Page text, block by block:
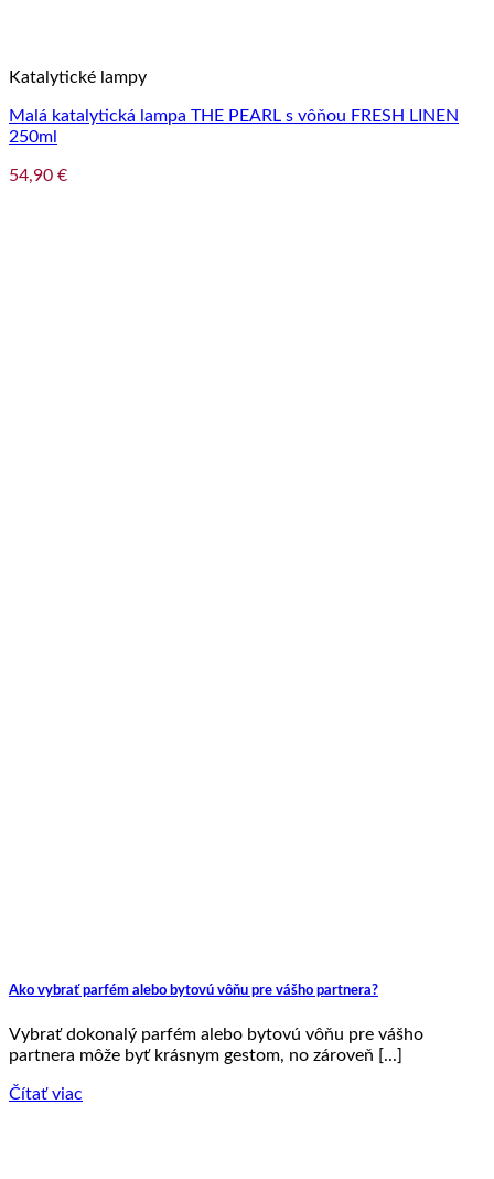
Katalytické lampy
Malá katalytická lampa THE PEARL s vôňou FRESH LINEN
250ml
54,90 €
Ako vybrať parfém alebo bytovú vôňu pre vášho partnera?
Vybrať dokonalý parfém alebo bytovú vôňu pre vášho
partnera môže byť krásnym gestom, no zároveň [...]
Čítať viac